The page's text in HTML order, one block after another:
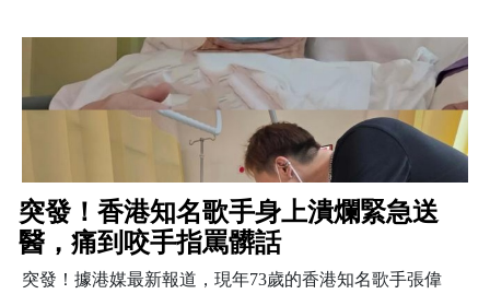
突發！香港知名歌手身上潰爛緊急送
醫，痛到咬手指罵髒話
突發！據港媒最新報道，現年73歲的香港知名歌手張偉